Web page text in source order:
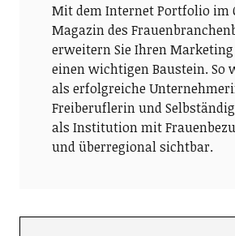
Mit dem Internet Portfolio im
Magazin des
erweitern Sie Ihren
einen wichtigen Baustein. So
als erfolgreiche
Freiberuflerin und
als Institution mit
und überregional sichtbar.